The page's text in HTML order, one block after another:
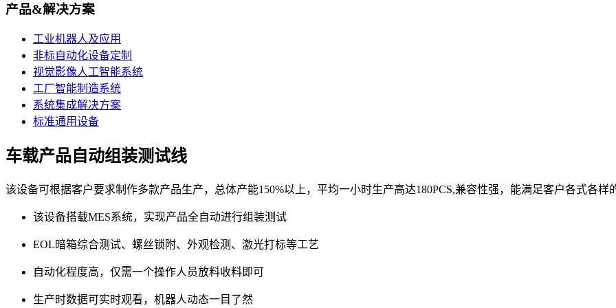
产品&解决方案
工业机器人及应用
非标自动化设备定制
视觉影像人工智能系统
工厂智能制造系统
系统集成解决方案
标准通用设备
车载产品自动组装测试线
该设备可根据客户要求制作多款产品生产，总体产能150%以上，平均一小时生产高达180PCS,兼容性强，能满足客户各式各样
该设备搭载MES系统，实现产品全自动进行组装测试
EOL暗箱综合测试、螺丝锁附、外观检测、激光打标等工艺
自动化程度高，仅需一个操作人员放料收料即可
生产时数据可实时观看，机器人动态一目了然